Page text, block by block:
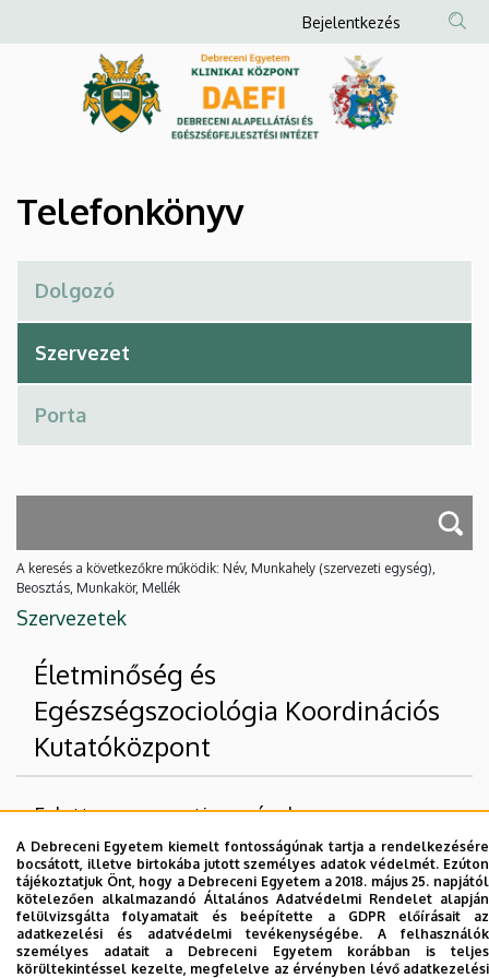
Debreceni
és
Egészségfejlesztési
Intézet
a
Anonim
Felhasználói
fiók
menüje
Bejelentkezés
Telefonkönyv
A keresés a következőkre működik: Név, Munkahely (szervezeti egység),
Beosztás, Munkakör, Mellék
Szervezetek
Életminőség és
Egészségszociológia Koordinációs
Kutatóközpont
Felettes szervezeti egységek
Debreceni Egyetem
Egészségtudományi Kar
Nincs találat.
A Debreceni Egyetem kiemelt fontosságúnak tartja a rendelkezésére
bocsátott, illetve birtokába jutott személyes adatok védelmét. Ezúton
tájékoztatjuk Önt, hogy a Debreceni Egyetem a 2018. május 25. napjától
kötelezően alkalmazandó Általános Adatvédelmi Rendelet alapján
felülvizsgálta folyamatait és beépítette a GDPR előírásait az
adatkezelési és adatvédelmi tevékenységébe. A felhasználók
személyes adatait a Debreceni Egyetem korábban is teljes
körültekintéssel kezelte, megfelelve az érvényben lévő adatkezelési